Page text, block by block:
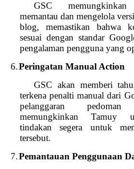
GSC
memantau dan mengelola
blog, memastikan bahwa
sesuai dengan standar
pengalaman pengguna yang
6.Peringatan Manual Action
GSC akan memberi
terkena penalti manual dari
pelanggaran
memungkinkan Tamuy
tindakan segera untuk
tersebut.
7.Pemantauan Penggunaan